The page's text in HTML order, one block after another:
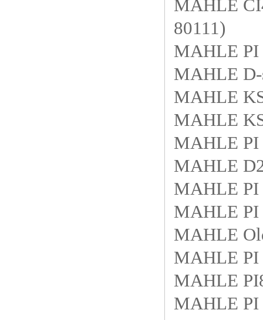
MAHLE
80111)
MAHLE PI
MAHLE D-
MAHLE
MAHLE
MAHLE PI
MAHLE
MAHLE PI
MAHLE PI
MAHLE
MAHLE PI
MAHLE
MAHLE PI